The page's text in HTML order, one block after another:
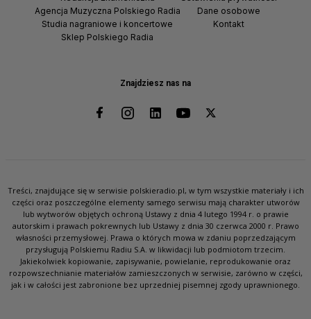
Znajdziesz nas na
Agencja Muzyczna Polskiego Radia
Studia nagraniowe i koncertowe
Sklep Polskiego Radia
Dane osobowe
Kontakt
Treści, znajdujące się w serwisie polskieradio.pl, w tym wszystkie materiały i ich
części oraz poszczególne elementy samego serwisu mają charakter utworów
lub wytworów objętych ochroną Ustawy z dnia 4 lutego 1994 r. o prawie
autorskim i prawach pokrewnych lub Ustawy z dnia 30 czerwca 2000 r. Prawo
własności przemysłowej. Prawa o których mowa w zdaniu poprzedzającym
przysługują Polskiemu Radiu S.A. w likwidacji lub podmiotom trzecim.
Jakiekolwiek kopiowanie, zapisywanie, powielanie, reprodukowanie oraz
rozpowszechnianie materiałów zamieszczonych w serwisie, zarówno w części,
jak i w całości jest zabronione bez uprzedniej pisemnej zgody uprawnionego.